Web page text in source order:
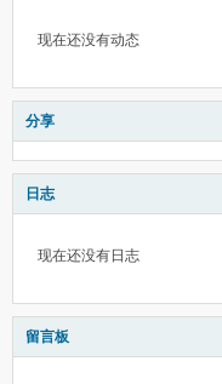
现在还没有动态
分享
日志
现在还没有日志
留言板